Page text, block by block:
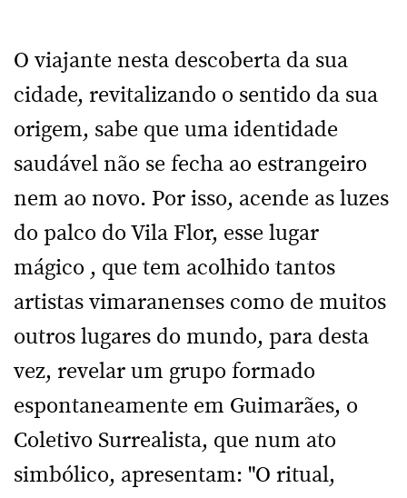
O viajante nesta descoberta da sua
cidade, revitalizando o sentido da sua
origem, sabe que uma identidade
saudável não se fecha ao estrangeiro
nem ao novo. Por isso, acende as luzes
do palco do Vila Flor, esse lugar
mágico , que tem acolhido tantos
artistas vimaranenses como de muitos
outros lugares do mundo, para desta
vez, revelar um grupo formado
espontaneamente em Guimarães, o
Coletivo Surrealista, que num ato
simbólico, apresentam: "O ritual,